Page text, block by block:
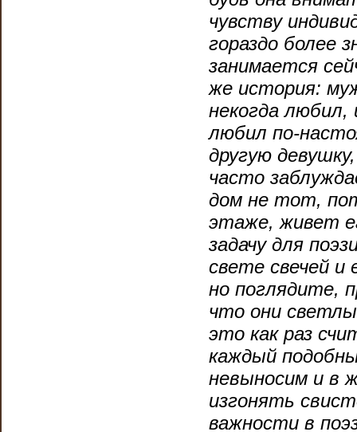
чувству
гораздо более
занимается
же история:
некогда
любил по-
другую
часто
дом не тот,
этаже, живет
задачу для
свете свечей и
но поглядите,
что они
это как раз
каждый
невыносим и в
изгонять
важности в